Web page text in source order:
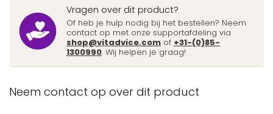
Vragen over dit product?
Of heb je hulp nodig bij het bestellen? Neem
contact op met onze supportafdeling via
shop@vitadvice.com of +31-(0)85-
1300990. Wij helpen je graag!
Neem contact op over dit product